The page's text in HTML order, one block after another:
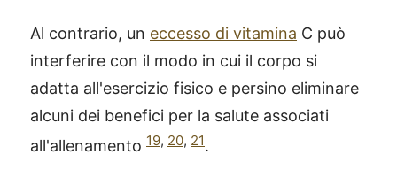
Al contrario, un eccesso di vitamina C può
interferire con il modo in cui il corpo si
adatta all'esercizio fisico e persino eliminare
alcuni dei benefici per la salute associati
all'allenamento 19, 20, 21.